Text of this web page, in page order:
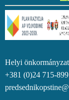
Helyi
+381 (0)24